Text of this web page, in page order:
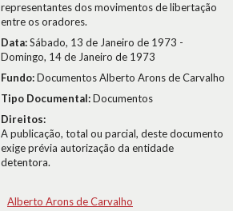
representantes dos movimentos de libertação
entre os oradores.
Data:Sábado, 13 de Janeiro de 1973 -
Domingo, 14 de Janeiro de 1973
Fundo:Documentos Alberto Arons de Carvalho
Tipo Documental:Documentos
Direitos:
A publicação, total ou parcial, deste documento
exige prévia autorização da entidade
detentora.
Alberto Arons de Carvalho